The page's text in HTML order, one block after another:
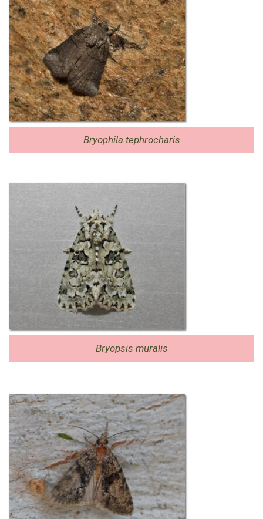
Bryophila tephrocharis
Bryopsis muralis